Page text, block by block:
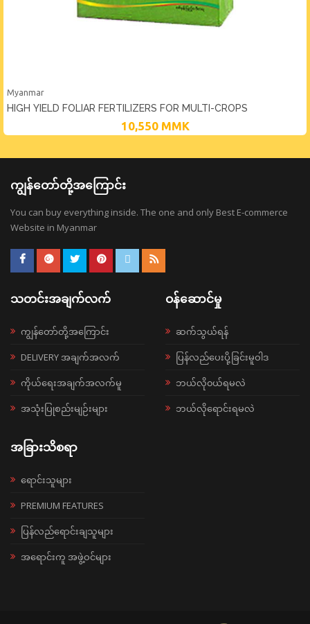
Myanmar
HIGH YIELD FOLIAR FERTILIZERS FOR MULTI-CROPS
10,550 MMK
ကျွန်တော်တို့အကြောင်း
You can buy everything inside. The one and only Best E-commerce
Website in Myanmar
သတင်းအချက်လက်
ကျွန်တော်တို့အကြောင်း
DELIVERY အချက်အလက်
ကိုယ်ရေးအချက်အလက်မူ
အသုံးပြုစည်းမျဉ်းများ
ဝန်ဆောင်မှု
ဆက်သွယ်ရန်
ပြန်လည်ပေးပို့ခြင်းမူဝါဒ
ဘယ်လို၀ယ်ရမလဲ
ဘယ်လိုရောင်းရမလဲ
အခြားသိစရာ
ရောင်းသူများ
PREMIUM FEATURES
ပြန်လည်ရောင်းချသူများ
အရောင်းကူ အဖွဲ့ဝင်များ